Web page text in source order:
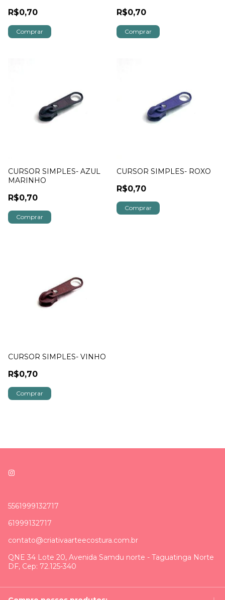
R$0,70 R$0,70
CURSOR SIMPLES- AZUL
MARINHO
R$0,70
CURSOR SIMPLES- ROXO
R$0,70
CURSOR SIMPLES- VINHO
R$0,70
5561999132717
61999132717
contato@criativaarteecostura.com.br
QNE 34 Lote 20, Avenida Samdu norte - Taguatinga Norte
DF, Cep: 72.125-340